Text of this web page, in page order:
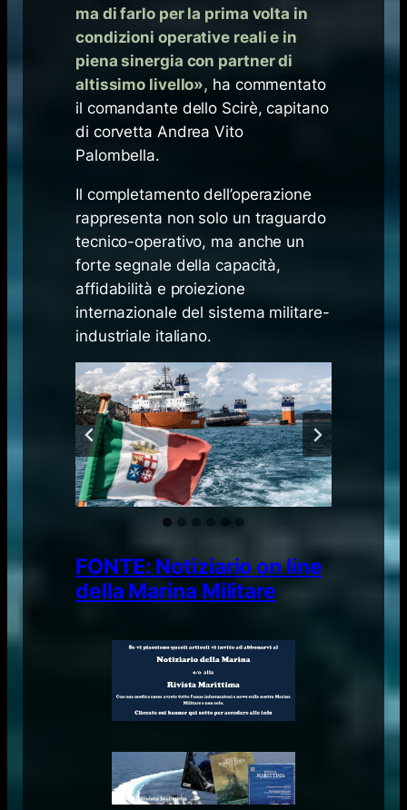
ma di farlo per la prima volta in
condizioni operative reali e in
piena sinergia con partner di
altissimo livello», ha commentato
il comandante dello Scirè, capitano
di corvetta Andrea Vito
Palombella.
Il completamento dell’operazione
rappresenta non solo un traguardo
tecnico-operativo, ma anche un
forte segnale della capacità,
affidabilità e proiezione
internazionale del sistema militare-
industriale italiano.
FONTE: Notiziario on line
della Marina Militare